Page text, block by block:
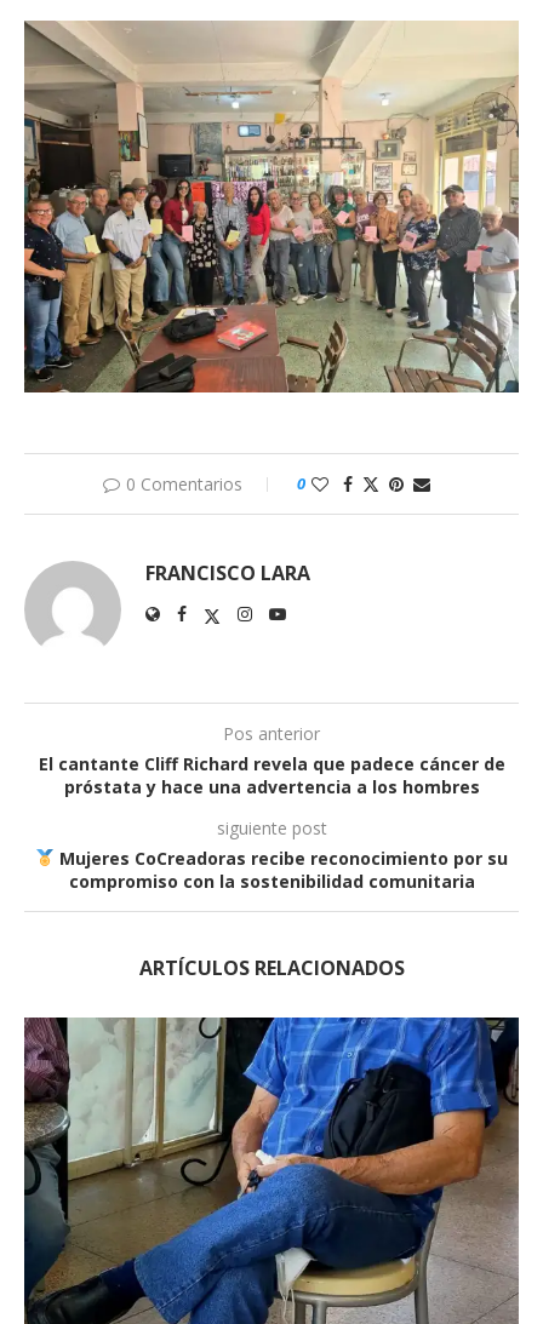
0 Comentarios 0
FRANCISCO LARA
Pos anterior
El cantante Cliff Richard revela que padece cáncer de
próstata y hace una advertencia a los hombres
siguiente post
Mujeres CoCreadoras recibe reconocimiento por su
compromiso con la sostenibilidad comunitaria
ARTÍCULOS RELACIONADOS